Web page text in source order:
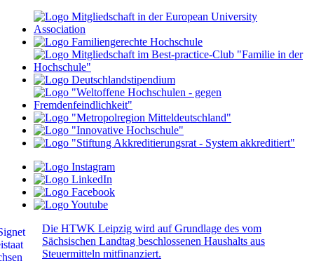
Die HTWK Leipzig wird auf Grundlage des vom
Sächsischen Landtag beschlossenen Haushalts aus
Steuermitteln mitfinanziert.